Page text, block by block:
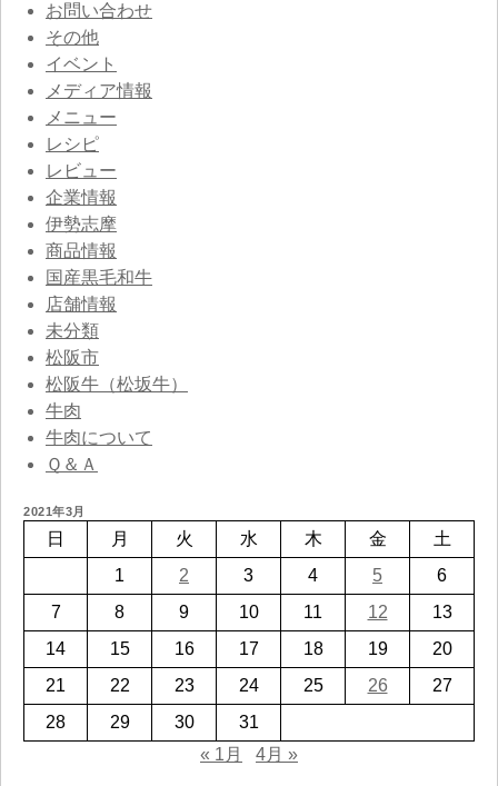
お問い合わせ
その他
イベント
メディア情報
メニュー
レシピ
レビュー
企業情報
伊勢志摩
商品情報
国産黒毛和牛
店舗情報
未分類
松阪市
松阪牛（松坂牛）
牛肉
牛肉について
Ｑ＆Ａ
2021年3月
日 月 火 水 木 金
土
1
2 3 4 5
6
7
8 9 10 11 12
13
14
15 16 17 18 19
20
21
22 23 24 25 26
27
28
29 30
31
« 1月
4月 »